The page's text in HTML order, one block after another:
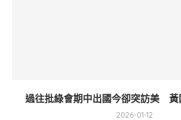
過往批綠會期中出國今卻突訪美 黃
2026-01-12